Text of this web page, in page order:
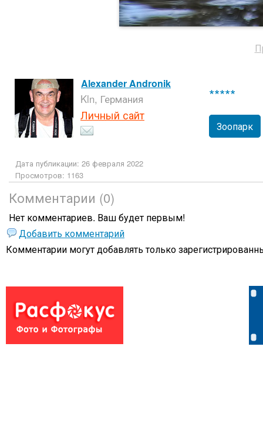
Alexander Andronik
Kln, Германия
Личный сайт
*****
Зоопарк
Дата публикации: 26 февраля 2022
Просмотров: 1163
Комментарии (0)
Нет комментариев. Ваш будет первым!
Добавить комментарий
Комментарии могут добавлять только